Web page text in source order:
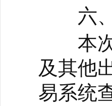
六、
本次
及其他
易系统